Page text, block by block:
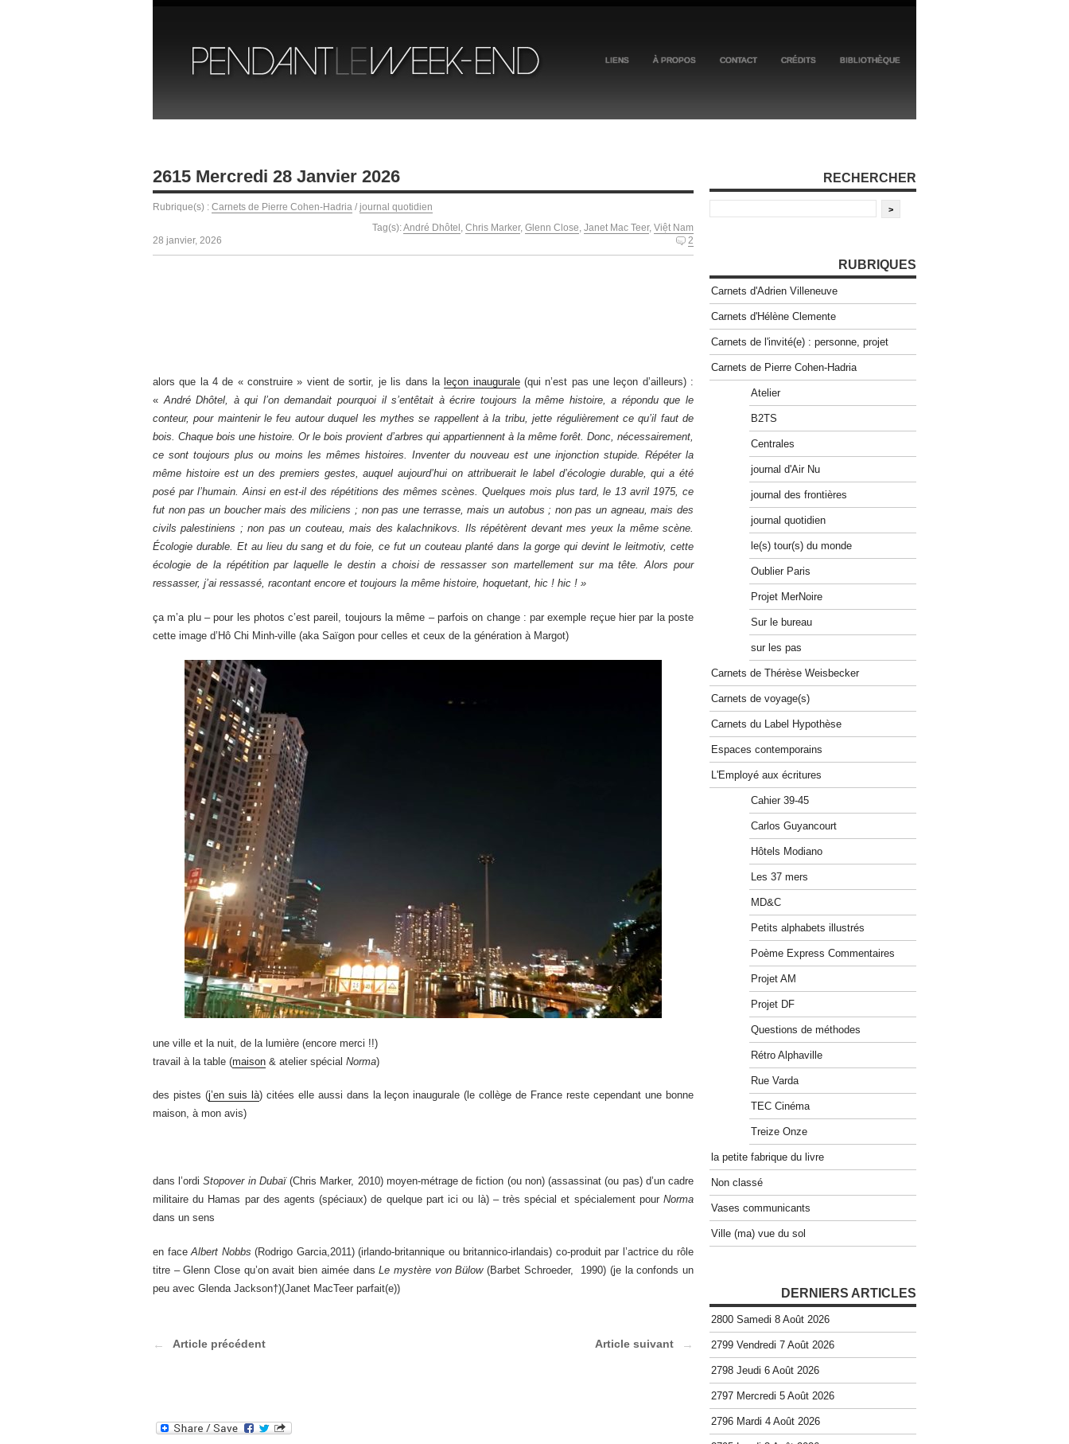
LIENS À PROPOS CONTACT CRÉDITS BIBLIOTHÈQUE
2615 Mercredi 28 Janvier 2026
Rubrique(s) : Carnets de Pierre Cohen-Hadria / journal quotidien
Tag(s):André Dhôtel , Chris Marker, Glenn Close, Janet Mac Teer, Việt Nam
28 janvier, 2026
2
alors que la 4 de « construire » vient de sortir, je lis dans la leçon inaugurale(qui n’est pas une leçon d’ailleurs) :
«André Dhôtel, à qui l’on demandait pourquoi il s’entêtait à écrire toujours la même histoire, a répondu que le
conteur, pour maintenir le feu autour duquel les mythes se rappellent à la tribu, jette régulièrement ce qu’il faut de
bois. Chaque bois une histoire. Or le bois provient d’arbres qui appartiennent à la même forêt. Donc, nécessairement,
ce sont toujours plus ou moins les mêmes histoires. Inventer du nouveau est une injonction stupide. Répéter la
même histoire est un des premiers gestes, auquel aujourd’hui on attribuerait le label d’écologie durable, qui a été
posé par l’humain. Ainsi en est-il des répétitions des mêmes scènes. Quelques mois plus tard, le 13 avril 1975, ce
fut non pas un boucher mais des miliciens ; non pas une terrasse, mais un autobus ; non pas un agneau, mais des
civils palestiniens ; non pas un couteau, mais des kalachnikovs. Ils répétèrent devant mes yeux la même scène.
Écologie durable. Et au lieu du sang et du foie, ce fut un couteau planté dans la gorge qui devint le leitmotiv, cette
écologie de la répétition par laquelle le destin a choisi de ressasser son martellement sur ma tête. Alors pour
ressasser, j’ai ressassé, racontant encore et toujours la même histoire, hoquetant, hic ! hic ! »
ça m’a plu – pour les photos c’est pareil, toujours la même – parfois on change : par exemple reçue hier par la poste
cette image d’Hô Chi Minh-ville (aka Saïgon pour celles et ceux de la génération à Margot)
une ville et la nuit, de la lumière (encore merci !!)
travail à la table (maison & atelier spécial Norma)
des pistes (j’en suis là) citées elle aussi dans la leçon inaugurale (le collège de France reste cependant une bonne
maison, à mon avis)
dans l’ordiStopover in Dubaï(Chris Marker, 2010) moyen-métrage de fiction (ou non) (assassinat (ou pas) d’un cadre
militaire du Hamas par des agents (spéciaux) de quelque part ici ou là) – très spécial et spécialement pour Norma
dans un sens
en faceAlbert Nobbs(Rodrigo Garcia,2011) (irlando-britannique ou britannico-irlandais) co-produit par l’actrice du rôle
titre – Glenn Close qu’on avait bien aimée dansLe mystère von Bülow(Barbet Schroeder, 1990) (je la confonds un
peu avec Glenda Jackson†)(Janet MacTeer parfait(e))
Article précédent Article suivant
RECHERCHER
RUBRIQUES
Carnets d'Adrien Villeneuve
Carnets d'Hélène Clemente
Carnets de l'invité(e) : personne, projet
Carnets de Pierre Cohen-Hadria
Atelier
B2TS
Centrales
journal d'Air Nu
journal des frontières
journal quotidien
le(s) tour(s) du monde
Oublier Paris
Projet MerNoire
Sur le bureau
sur les pas
Carnets de Thérèse Weisbecker
Carnets de voyage(s)
Carnets du Label Hypothèse
Espaces contemporains
L'Employé aux écritures
Cahier 39-45
Carlos Guyancourt
Hôtels Modiano
Les 37 mers
MD&C
Petits alphabets illustrés
Poème Express Commentaires
Projet AM
Projet DF
Questions de méthodes
Rétro Alphaville
Rue Varda
TEC Cinéma
Treize Onze
la petite fabrique du livre
Non classé
Vases communicants
Ville (ma) vue du sol
DERNIERS ARTICLES
2800 Samedi 8 Août 2026
2799 Vendredi 7 Août 2026
2798 Jeudi 6 Août 2026
2797 Mercredi 5 Août 2026
2796 Mardi 4 Août 2026